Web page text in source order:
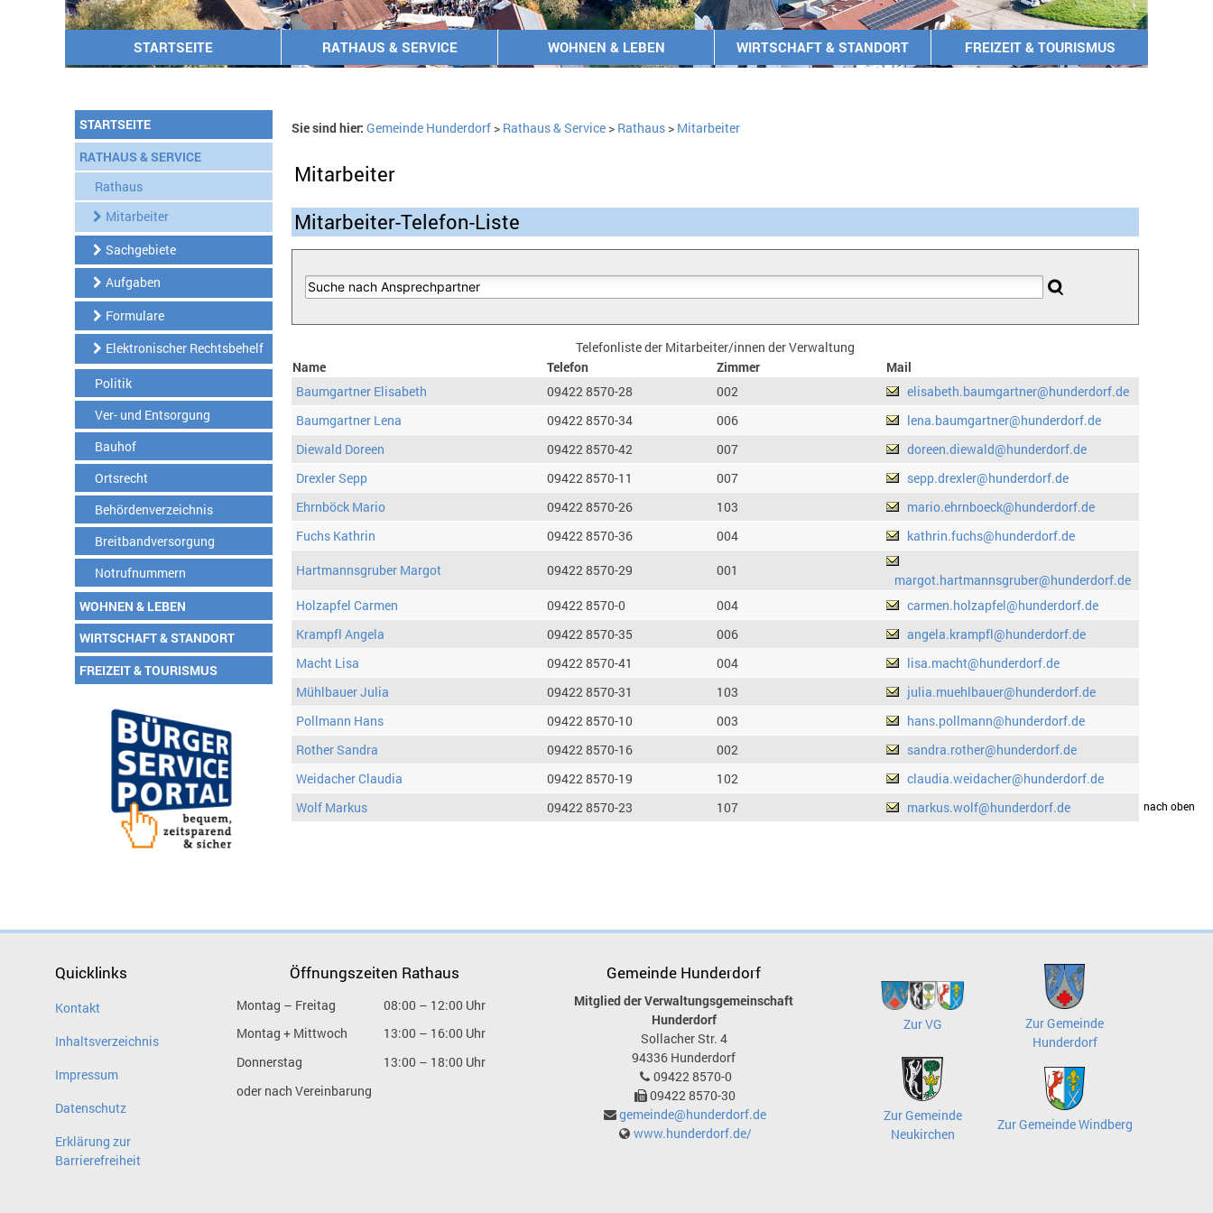
STARTSEITE RATHAUS & SERVICE WOHNEN & LEBEN WIRTSCHAFT & STANDORT FREIZEIT & TOURISMUS
STARTSEITE
RATHAUS & SERVICE
Rathaus
Mitarbeiter
Sachgebiete
Aufgaben
Formulare
Elektronischer Rechtsbehelf
Politik
Ver- und Entsorgung
Bauhof
Ortsrecht
Behördenverzeichnis
Breitbandversorgung
Notrufnummern
WOHNEN & LEBEN
WIRTSCHAFT & STANDORT
FREIZEIT & TOURISMUS
Sie sind hier: Gemeinde Hunderdorf> Rathaus & Service> Rathaus> Mitarbeiter
Mitarbeiter
Mitarbeiter-Telefon-Liste
Telefonliste der Mitarbeiter/innen der Verwaltung
Name
Telefon Zimmer
Mail
Baumgartner Elisabeth
09422 8570-28 002
elisabeth.baumgartner@hunderdorf.de
Baumgartner Lena
09422 8570-34 006
lena.baumgartner@hunderdorf.de
Diewald Doreen
09422 8570-42 007
doreen.diewald@hunderdorf.de
Drexler Sepp
09422 8570-11 007
sepp.drexler@hunderdorf.de
Ehrnböck Mario
09422 8570-26 103
mario.ehrnboeck@hunderdorf.de
Fuchs Kathrin
09422 8570-36 004
kathrin.fuchs@hunderdorf.de
Hartmannsgruber Margot
09422 8570-29 001
margot.hartmannsgruber@hunderdorf.de
Holzapfel Carmen
09422 8570-0 004
carmen.holzapfel@hunderdorf.de
Krampfl Angela
09422 8570-35 006
angela.krampfl@hunderdorf.de
Macht Lisa
09422 8570-41 004
lisa.macht@hunderdorf.de
Mühlbauer Julia
09422 8570-31 103
julia.muehlbauer@hunderdorf.de
Pollmann Hans
09422 8570-10 003
hans.pollmann@hunderdorf.de
Rother Sandra
09422 8570-16 002
sandra.rother@hunderdorf.de
Weidacher Claudia
09422 8570-19 102
claudia.weidacher@hunderdorf.de
Wolf Markus
09422 8570-23 107 markus.wolf@hunderdorf.dedrucken nach oben
Quicklinks
Kontakt
Inhaltsverzeichnis
Impressum
Datenschutz
Erklärung zur
Barrierefreiheit
Öffnungszeiten Rathaus
Montag – Freitag
08:00 – 12:00 Uhr
Montag + Mittwoch
13:00 – 16:00 Uhr
Donnerstag
13:00 – 18:00 Uhr
oder nach Vereinbarung
Gemeinde Hunderdorf
Mitglied der Verwaltungsgemeinschaft
Hunderdorf
Sollacher Str. 4
94336 Hunderdorf
09422 8570-0
09422 8570-30
gemeinde@hunderdorf.de
www.hunderdorf.de/
Zur VG
Zur Gemeinde
Hunderdorf
Zur Gemeinde
Neukirchen
Zur Gemeinde Windberg